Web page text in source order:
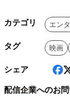
カテゴリ エン
タグ 映画
シェア
配信企業へのお